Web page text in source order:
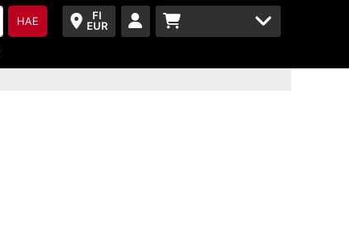
FI
EUR
HAE